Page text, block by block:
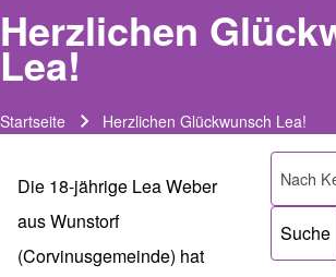
Herzlichen
Lea!
Startseite Herzlichen Glückwunsch Lea!
Die 18-jährige Lea Weber
aus Wunstorf
(Corvinusgemeinde) hat
Suche